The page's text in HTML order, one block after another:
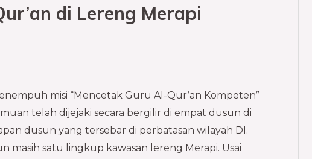
di Lereng Merapi
misi “Mencetak Guru Al-Qur’an Kompeten”
telah dijejaki secara bergilir di empat dusun di
dusun yang tersebar di perbatasan wilayah DI.
masih satu lingkup kawasan lereng Merapi. Usai